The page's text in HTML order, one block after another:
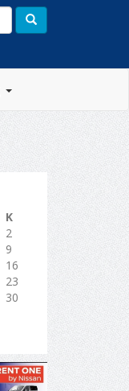
Κ
2
9
16
23
30